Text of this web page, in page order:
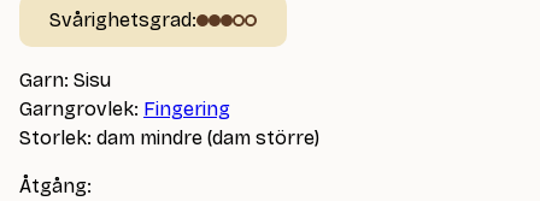
Svårighetsgrad:
Garn: Sisu
Garngrovlek: Fingering
Storlek: dam mindre (dam större)
Åtgång: